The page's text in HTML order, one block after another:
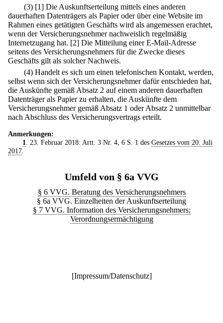
(3) [1] Die Auskunftserteilung mittels eines anderen
dauerhaften Datenträgers als Papier oder über eine Website im
Rahmen eines getätigten Geschäfts wird als angemessen erachtet,
wenn der Versicherungsnehmer nachweislich regelmäßig
Internetzugang hat. [2] Die Mitteilung einer E-Mail-Adresse
seitens des Versicherungsnehmers für die Zwecke dieses
Geschäfts gilt als solcher Nachweis.
(4) Handelt es sich um einen telefonischen Kontakt, werden,
selbst wenn sich der Versicherungsnehmer dafür entschieden hat,
die Auskünfte gemäß Absatz 2 auf einem anderen dauerhaften
Datenträger als Papier zu erhalten, die Auskünfte dem
Versicherungsnehmer gemäß Absatz 1 oder Absatz 2 unmittelbar
nach Abschluss des Versicherungsvertrags erteilt.
Anmerkungen:
1. 23. Februar 2018: Artt. 3 Nr. 4, 6 S. 1 des Gesetzes vom 20. Juli
2017.
Umfeld von § 6a VVG
§ 6 VVG. Beratung des Versicherungsnehmers
§ 6a VVG. Einzelheiten der Auskunftserteilung
§ 7 VVG. Information des Versicherungsnehmers;
Verordnungsermächtigung
[Impressum/Datenschutz]